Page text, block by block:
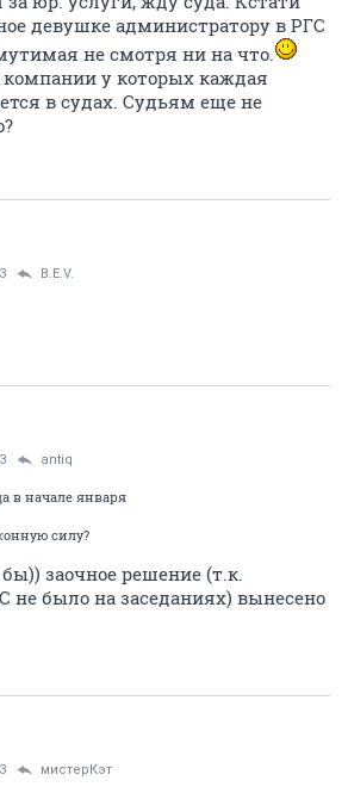
девушке администратору в РГС
не смотря ни на что.
у которых каждая
в судах. Судьям еще не
B.E.V.
antiq
в начале января
силу?
заочное решение (т.к.
не было на заседаниях) вынесено
мистерКэт